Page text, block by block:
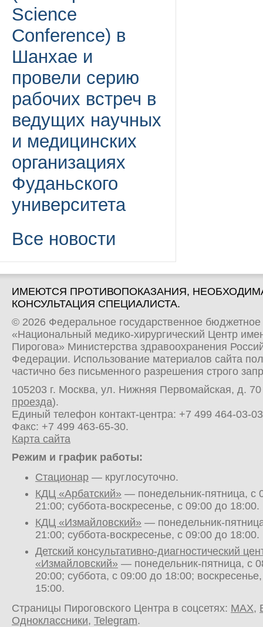
Science
Conference) в
Шанхае и
провели серию
рабочих встреч в
ведущих научных
и медицинских
организациях
Фуданьского
университета
Все новости
ИМЕЮТСЯ ПРОТИВОПОКАЗАНИЯ,
КОНСУЛЬТАЦИЯ СПЕЦИАЛИСТА.
© 2026 Федеральное государственное
«Национальный медико-хирургический Центр
Пирогова» Министерства здравоохранения
Федерации. Использование материалов сайта
частично без письменного разрешения строго
105203 г. Москва, ул. Нижняя Первомайская, д.
проезда).
Единый телефон контакт-центра: +7 499 464-03-03
Факс: +7 499 463-65-30.
Карта сайта
Режим и график работы:
Стационар — круглосуточно.
КДЦ «Арбатский» — понедельник-пятница, с
21:00; суббота-воскресенье, с 09:00 до 18:00.
КДЦ «Измайловский» — понедельник-
21:00; суббота-воскресенье, с 09:00 до 18:00.
Детский консультативно-диагностический
«Измайловский» — понедельник-пятница, с
20:00; суббота, с 09:00 до 18:00;
15:00.
Страницы Пироговского Центра в соцсетях: MAX,
Одноклассники, Telegram.